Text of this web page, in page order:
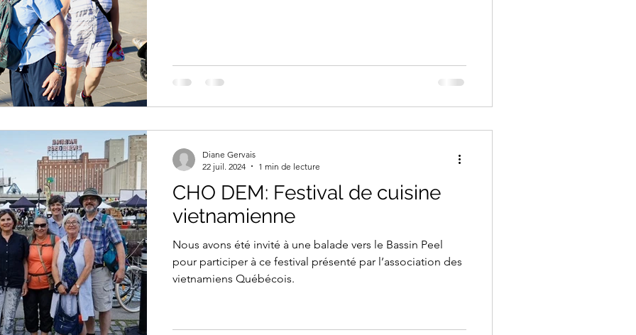
Art souterrain Salons et expositions
CHO DEM: Festival de cuisine
vietnamienne
Nous avons été invité à une balade vers le Bassin Peel
pour participer à ce festival présenté par l’association des
vietnamiens Québécois.
Diane Gervais
22 juil. 2024
1 min de lecture